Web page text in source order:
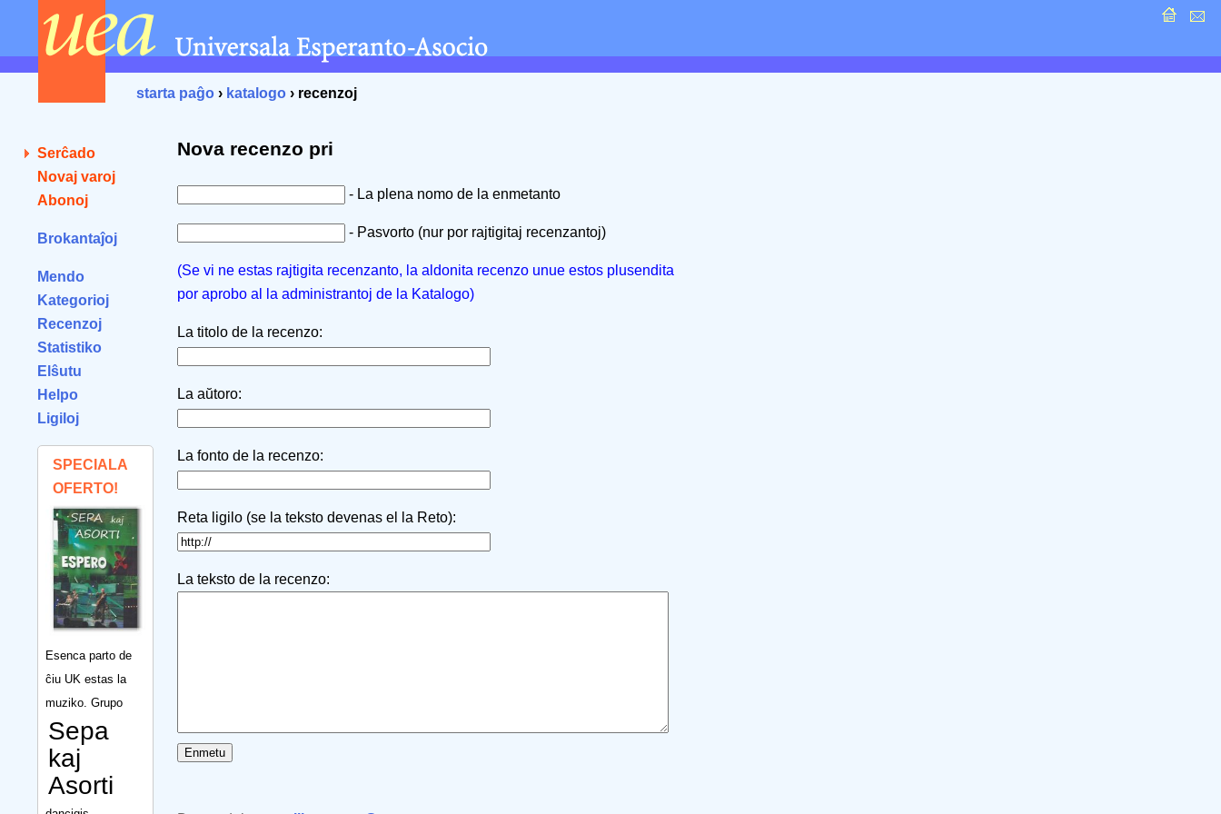
starta paĝo › katalogo › recenzoj
Serĉado
Novaj varoj
Abonoj
Brokantaĵoj
Mendo
Kategorioj
Recenzoj
Statistiko
Elŝutu
Helpo
Ligiloj
SPECIALA
OFERTO!
Esenca parto de
ĉiu UK estas la
muziko. Grupo
Sepa
kaj
Asorti
Nova recenzo pri
- La plena nomo de la enmetanto
- Pasvorto (nur por rajtigitaj recenzantoj)
(Se vi ne estas rajtigita recenzanto, la aldonita recenzo unue estos plusendita
por aprobo al la administrantoj de la Katalogo)
La titolo de la recenzo:
La aŭtoro:
La fonto de la recenzo:
Reta ligilo (se la teksto devenas el la Reto):
La teksto de la recenzo: